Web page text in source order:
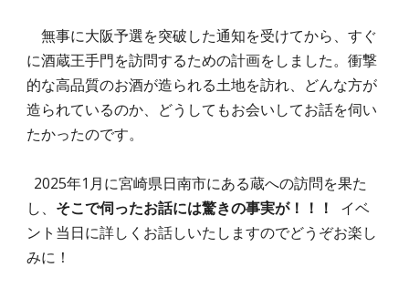
無事に大阪予選を突破した通知を受けてから、すぐ
に酒蔵王手門を訪問するための計画をしました。衝撃
的な高品質のお酒が造られる土地を訪れ、どんな方が
造られているのか、どうしてもお会いしてお話を伺い
たかったのです。
2025年1月に宮崎県日南市にある蔵への訪問を果た
し、 そこで伺ったお話には驚きの事実が！！！
イベ
ント当日に詳しくお話しいたしますのでどうぞお楽し
みに！